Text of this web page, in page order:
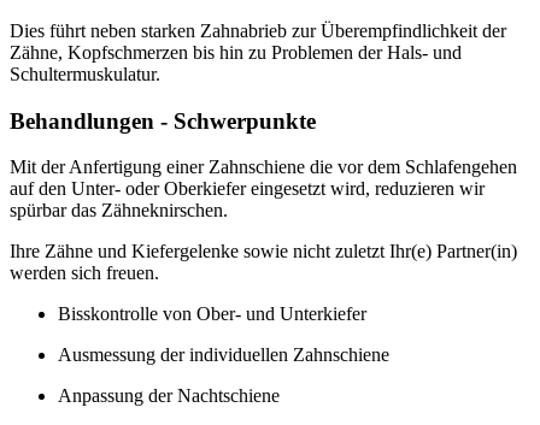
Dies führt neben starken Zahnabrieb zur Überempfindlichkeit der
Zähne, Kopfschmerzen bis hin zu Problemen der Hals- und
Schultermuskulatur.
Behandlungen - Schwerpunkte
Mit der Anfertigung einer Zahnschiene die vor dem Schlafengehen
auf den Unter- oder Oberkiefer eingesetzt wird, reduzieren wir
spürbar das Zähneknirschen.
Ihre Zähne und Kiefergelenke sowie nicht zuletzt Ihr(e) Partner(in)
werden sich freuen.
Bisskontrolle von Ober- und Unterkiefer
Ausmessung der individuellen Zahnschiene
Anpassung der Nachtschiene